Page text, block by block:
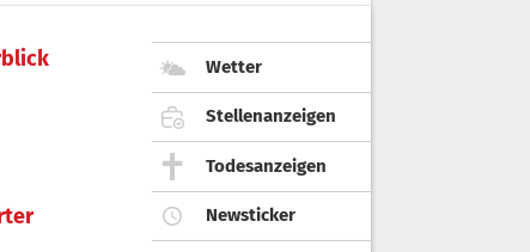
Wetter
Stellenanzeigen
Todesanzeigen
Newsticker